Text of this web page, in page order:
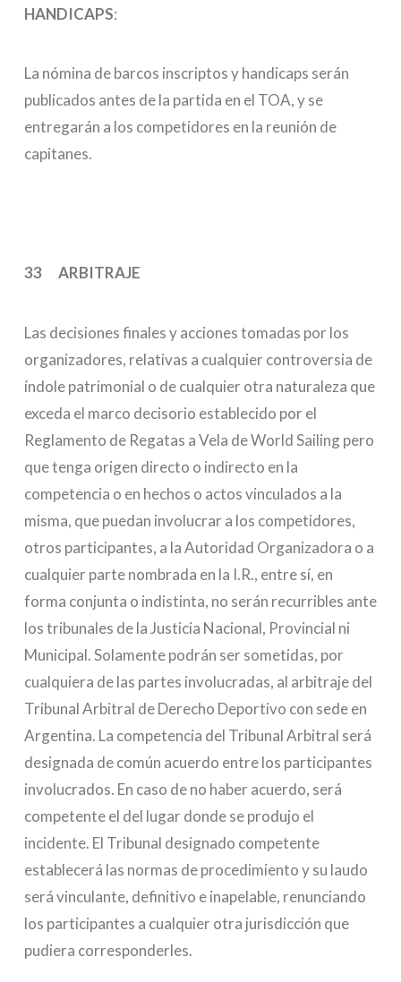
HANDICAPS:
La nómina de barcos inscriptos y handicaps serán
publicados antes de la partida en el TOA, y se
entregarán a los competidores en la reunión de
capitanes.
33 ARBITRAJE
Las decisiones finales y acciones tomadas por los
organizadores, relativas a cualquier controversia de
índole patrimonial o de cualquier otra naturaleza que
exceda el marco decisorio establecido por el
Reglamento de Regatas a Vela de World Sailing pero
que tenga origen directo o indirecto en la
competencia o en hechos o actos vinculados a la
misma, que puedan involucrar a los competidores,
otros participantes, a la Autoridad Organizadora o a
cualquier parte nombrada en la I.R., entre sí, en
forma conjunta o indistinta, no serán recurribles ante
los tribunales de la Justicia Nacional, Provincial ni
Municipal. Solamente podrán ser sometidas, por
cualquiera de las partes involucradas, al arbitraje del
Tribunal Arbitral de Derecho Deportivo con sede en
Argentina. La competencia del Tribunal Arbitral será
designada de común acuerdo entre los participantes
involucrados. En caso de no haber acuerdo, será
competente el del lugar donde se produjo el
incidente. El Tribunal designado competente
establecerá las normas de procedimiento y su laudo
será vinculante, definitivo e inapelable, renunciando
los participantes a cualquier otra jurisdicción que
pudiera corresponderles.